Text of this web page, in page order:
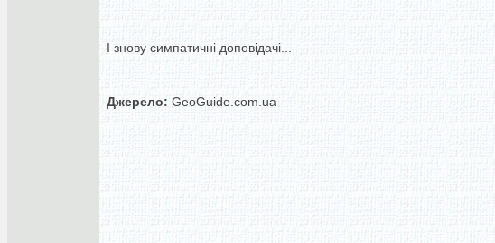
І знову симпатичні доповідачі...
Джерело: GeoGuide.com.ua